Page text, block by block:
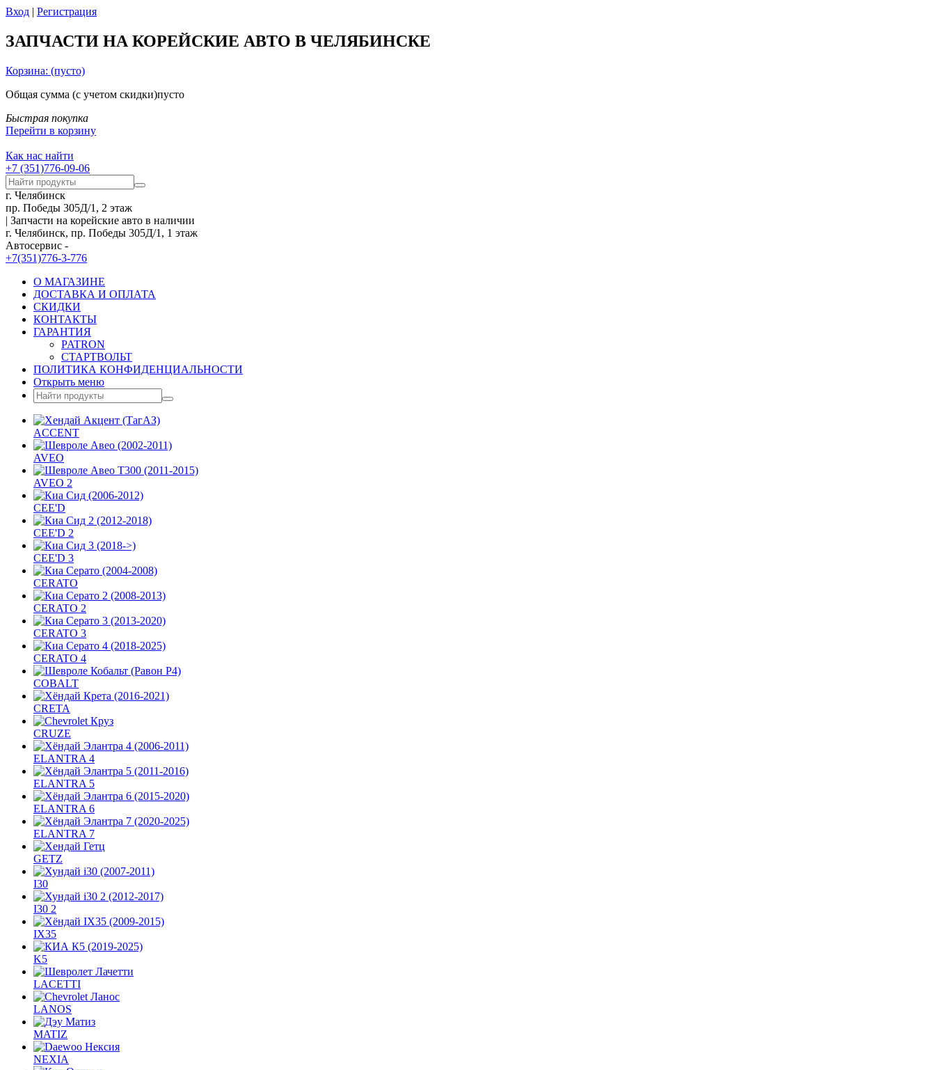
Вход | Регистрация
ЗАПЧАСТИ НА КОРЕЙСКИЕ АВТО В ЧЕЛЯБИНСКЕ
Корзина: (пусто)
Общая сумма (с учетом скидки)пусто
Быстрая покупка
Перейти в корзину
Как нас найти
+7 (351)776-09-06
г. Челябинск
пр. Победы 305Д/1, 2 этаж
| Запчасти на корейские авто в наличии
г. Челябинск, пр. Победы 305Д/1, 1 этаж
Автосервис -
+7(351)776-3-776
О МАГАЗИНЕ
ДОСТАВКА И ОПЛАТА
СКИДКИ
КОНТАКТЫ
ГАРАНТИЯ
PATRON
СТАРТВОЛЬТ
ПОЛИТИКА КОНФИДЕНЦИАЛЬНОСТИ
Открыть меню
ACCENT
AVEO
AVEO 2
CEE'D
CEE'D 2
CEE'D 3
CERATO
CERATO 2
CERATO 3
CERATO 4
COBALT
CRETA
CRUZE
ELANTRA 4
ELANTRA 5
ELANTRA 6
ELANTRA 7
GETZ
I30
I30 2
IX35
K5
LACETTI
LANOS
MATIZ
NEXIA